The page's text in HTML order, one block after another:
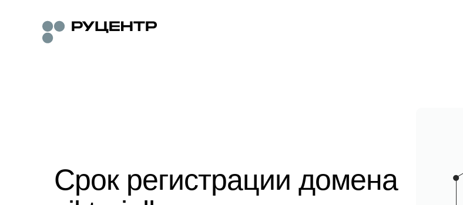
Срок регистрации домена